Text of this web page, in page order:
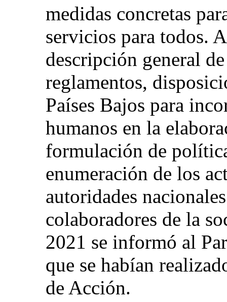
medidas concretas
servicios para todos.
descripción general
reglamentos,
Países Bajos para
humanos en la
formulación de
enumeración de los
autoridades
colaboradores de la
2021 se informó al
que se habían
de Acción.